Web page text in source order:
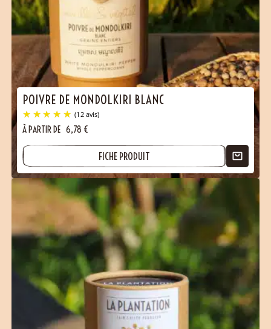
POIVRE DE MONDOLKIRI BLANC
À PARTIR DE 6,78 €
FICHE PRODUIT